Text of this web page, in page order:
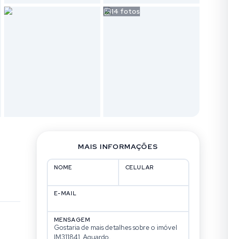
14 fotos
MAIS INFORMAÇÕES
NOME CELULAR
E-MAIL
MENSAGEM